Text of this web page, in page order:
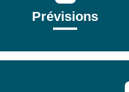
Prévisions